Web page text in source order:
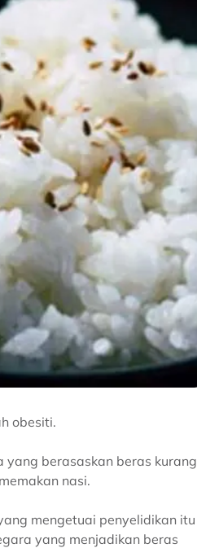
obesiti.
berasaskan beras kurang
nasi.
mengetuai penyelidikan itu
yang menjadikan beras